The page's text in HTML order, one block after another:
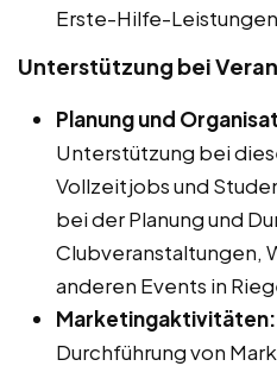
Erste-Hilfe-
Unterstützung bei
Planung und
Unterstützung bei
Vollzeitjobs und
bei der Planung und
Clubveranstaltungen,
anderen Events in
Marketingaktivitäten:
Durchführung von